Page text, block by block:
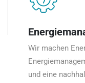
Wir machen
und eine